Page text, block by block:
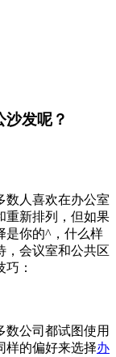
发呢？
人喜欢在办公室
重新排列，但如果
是你的^，什么样
，会议室和公共区
：
公司都试图使用
样的偏好来选择办